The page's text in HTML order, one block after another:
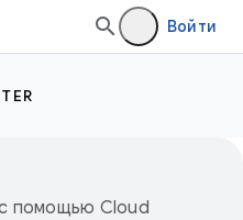
Войти
помощью Cloud